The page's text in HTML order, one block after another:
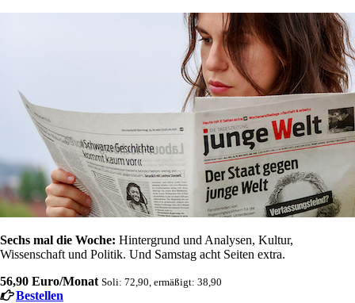
Sechs mal die Woche: Hintergrund und Analysen, Kultur,
Wissenschaft und Politik. Und Samstag acht Seiten extra.
56,90 Euro/Monat Soli: 72,90, ermäßigt: 38,90
Bestellen